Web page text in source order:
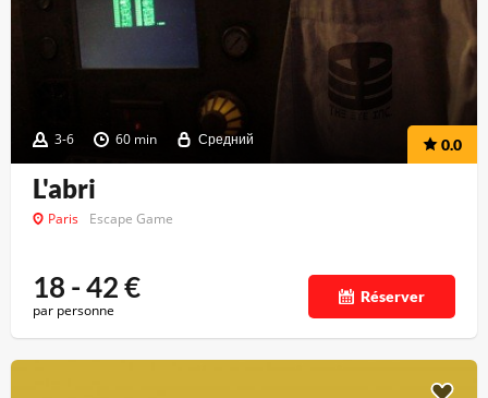
3-6 60 min Средний 0.0
L'abri
Paris Escape Game
18 - 42€
par personne
Réserver